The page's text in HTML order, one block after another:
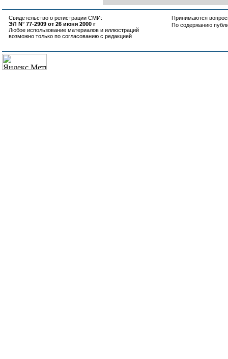
Свидетельство о регистрации СМИ:
ЭЛ N° 77-2909 от 26 июня 2000 г
Любое использование материалов и иллюстраций
возможно только по согласованию с редакцией
Принимаются
По содержанию